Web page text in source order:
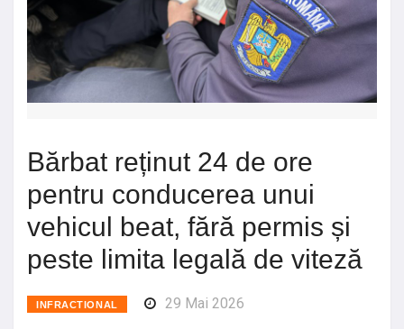
Bărbat reținut 24 de ore
pentru conducerea unui
vehicul beat, fără permis și
peste limita legală de viteză
INFRACTIONAL 29 Mai 2026